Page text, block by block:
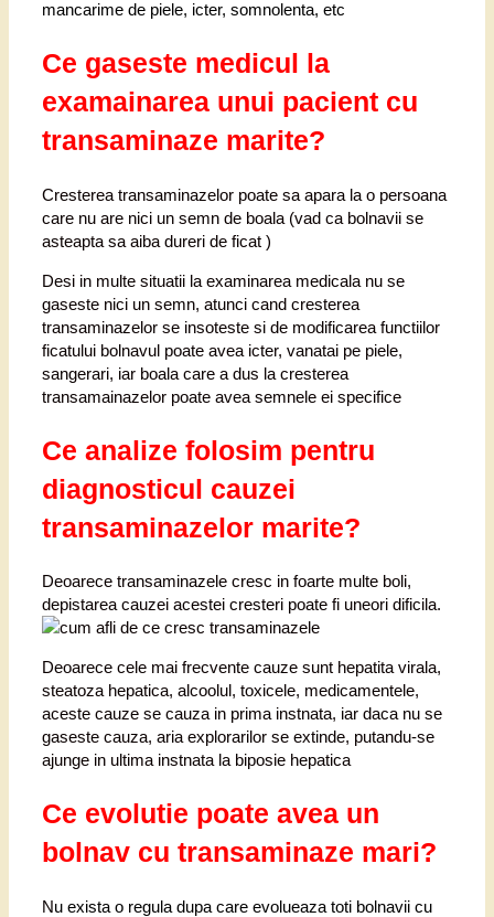
mancarime de piele, icter, somnolenta, etc
Ce gaseste medicul la
examainarea unui pacient cu
transaminaze marite?
Cresterea transaminazelor poate sa apara la o persoana
care nu are nici un semn de boala (vad ca bolnavii se
asteapta sa aiba dureri de ficat )
Desi in multe situatii la examinarea medicala nu se
gaseste nici un semn, atunci cand cresterea
transaminazelor se insoteste si de modificarea functiilor
ficatului bolnavul poate avea icter, vanatai pe piele,
sangerari, iar boala care a dus la cresterea
transamainazelor poate avea semnele ei specifice
Ce analize folosim pentru
diagnosticul cauzei
transaminazelor marite?
Deoarece transaminazele cresc in foarte multe boli,
depistarea cauzei acestei cresteri poate fi uneori dificila.
Deoarece cele mai frecvente cauze sunt hepatita virala,
steatoza hepatica, alcoolul, toxicele, medicamentele,
aceste cauze se cauza in prima instnata, iar daca nu se
gaseste cauza, aria explorarilor se extinde, putandu-se
ajunge in ultima instnata la biposie hepatica
Ce evolutie poate avea un
bolnav cu transaminaze mari?
Nu exista o regula dupa care evolueaza toti bolnavii cu